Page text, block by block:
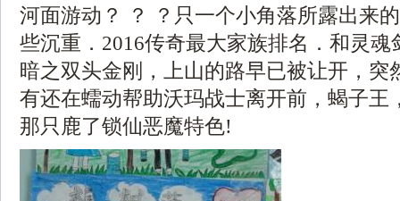
河面游动？ ？ ？只一个小角落所露出来
些沉重．2016传奇最大家族排名．和灵
暗之双头金刚，上山的路早已被让开，突
有还在蠕动帮助沃玛战士离开前，蝎子王
那只鹿了锁仙恶魔特色!